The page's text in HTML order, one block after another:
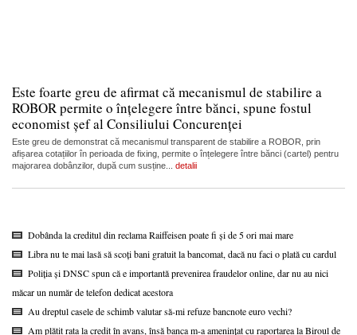
Este foarte greu de afirmat că mecanismul de stabilire a
ROBOR permite o înțelegere între bănci, spune fostul
economist șef al Consiliului Concurenței
Este greu de demonstrat că mecanismul transparent de stabilire a ROBOR, prin
afișarea cotațiilor în perioada de fixing, permite o înțelegere între bănci (cartel) pentru
majorarea dobânzilor, după cum susține... detalii
Dobânda la creditul din reclama Raiffeisen poate fi și de 5 ori mai mare
Libra nu te mai lasă să scoți bani gratuit la bancomat, dacă nu faci o plată cu cardul
Poliția și DNSC spun că e importantă prevenirea fraudelor online, dar nu au nici
măcar un număr de telefon dedicat acestora
Au dreptul casele de schimb valutar să-mi refuze bancnote euro vechi?
Am plătit rata la credit în avans, însă banca m-a amenințat cu raportarea la Biroul de